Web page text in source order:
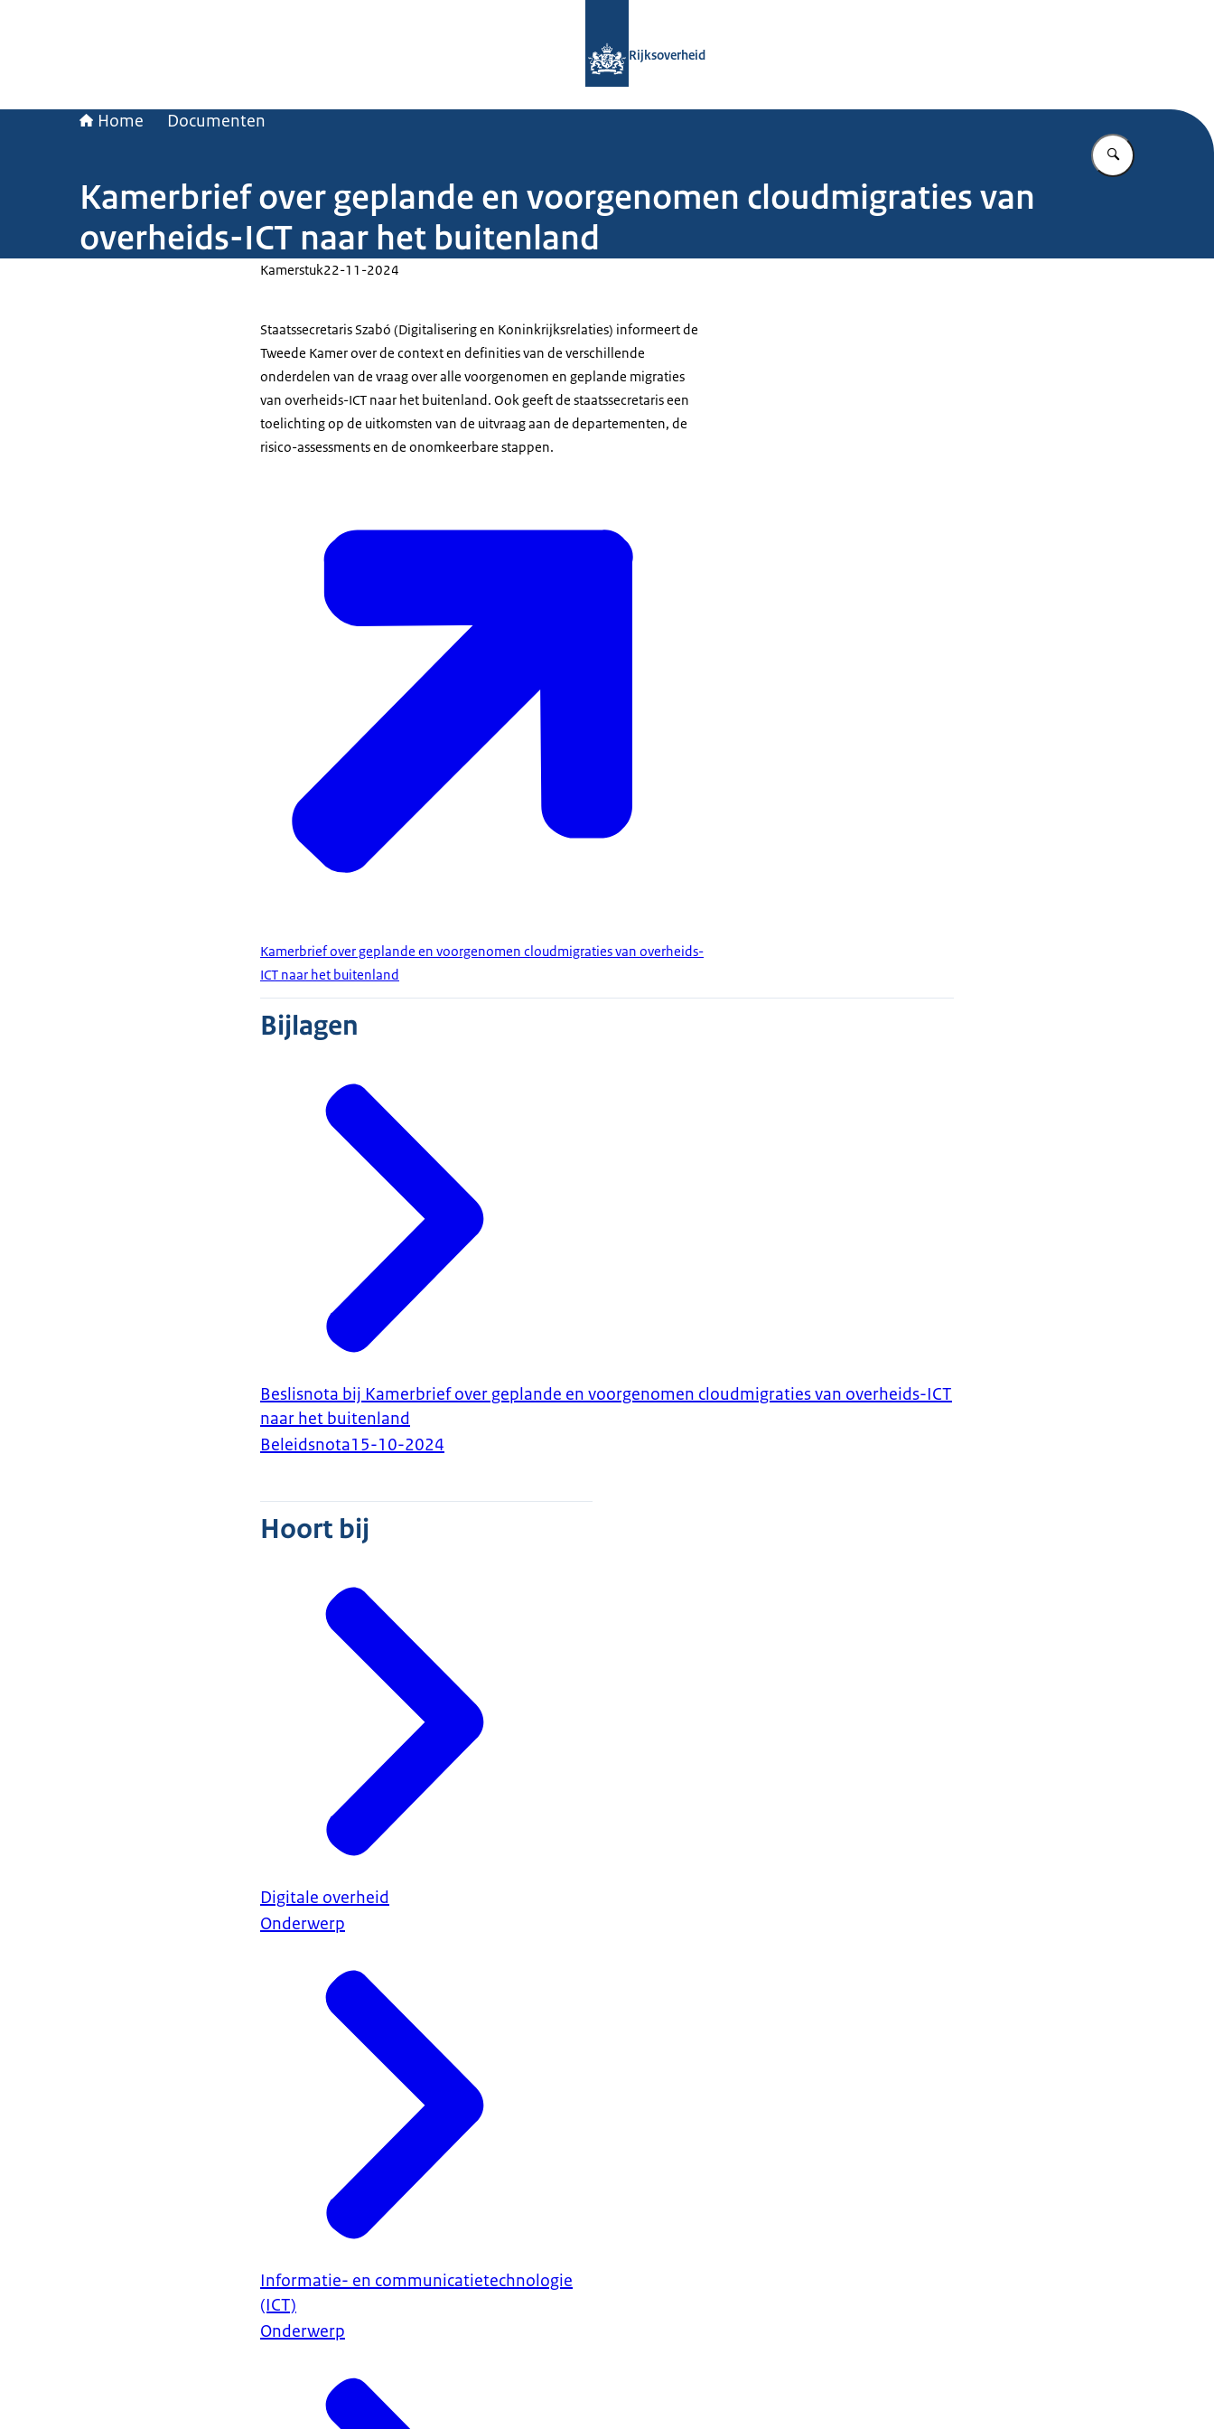
Rijksoverheid
Home Documenten
Vul in wat u
Kamerbrief over geplande en voorgenomen cloudmigraties van
overheids-ICT naar het buitenland
Kamerstuk22-11-2024
Staatssecretaris Szabó (Digitalisering en Koninkrijksrelaties) informeert de
Tweede Kamer over de context en definities van de verschillende
onderdelen van de vraag over alle voorgenomen en geplande migraties
van overheids-ICT naar het buitenland. Ook geeft de staatssecretaris een
toelichting op de uitkomsten van de uitvraag aan de departementen, de
risico-assessments en de onomkeerbare stappen.
Kamerbrief over geplande en voorgenomen cloudmigraties van overheids-
ICT naar het buitenland
Bijlagen
Beslisnota bij Kamerbrief over geplande en voorgenomen cloudmigraties van overheids-ICT
naar het buitenland
Beleidsnota15-10-2024
Hoort bij
Digitale overheid
Onderwerp
Informatie- en communicatietechnologie
(ICT)
Onderwerp